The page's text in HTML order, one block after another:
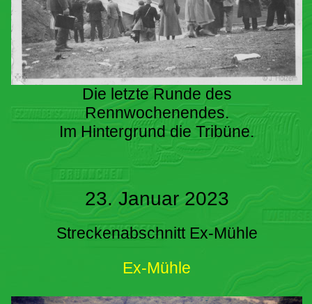
Die letzte Runde des
Rennwochenendes.
Im Hintergrund die Tribüne.
23. Januar 2023
Streckenabschnitt Ex-Mühle
Ex-Mühle